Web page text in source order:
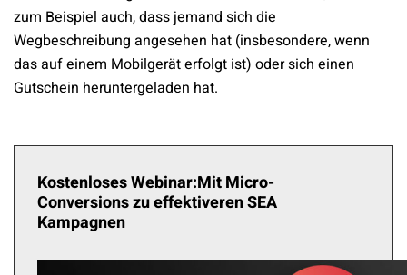
zum Beispiel auch, dass jemand sich die
Wegbeschreibung angesehen hat (insbesondere, wenn
das auf einem Mobilgerät erfolgt ist) oder sich einen
Gutschein heruntergeladen hat.
Kostenloses Webinar:Mit Micro-
Conversions zu effektiveren SEA
Kampagnen